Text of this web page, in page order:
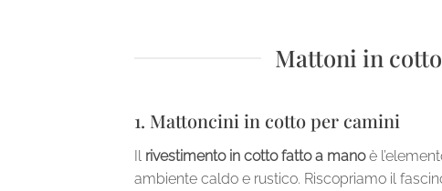
Mattoni in
1. Mattoncini in cotto per camini
Il rivestimento in cotto fatto a manoè
ambiente caldo e rustico. Riscopriamo il